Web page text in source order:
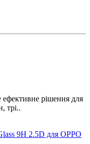
ефективне рішення для
трі..